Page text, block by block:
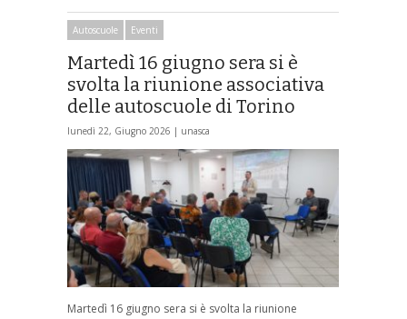
Autoscuole Eventi
Martedì 16 giugno sera si è
svolta la riunione associativa
delle autoscuole di Torino
lunedì 22, Giugno 2026 | unasca
Martedì 16 giugno sera si è svolta la riunione